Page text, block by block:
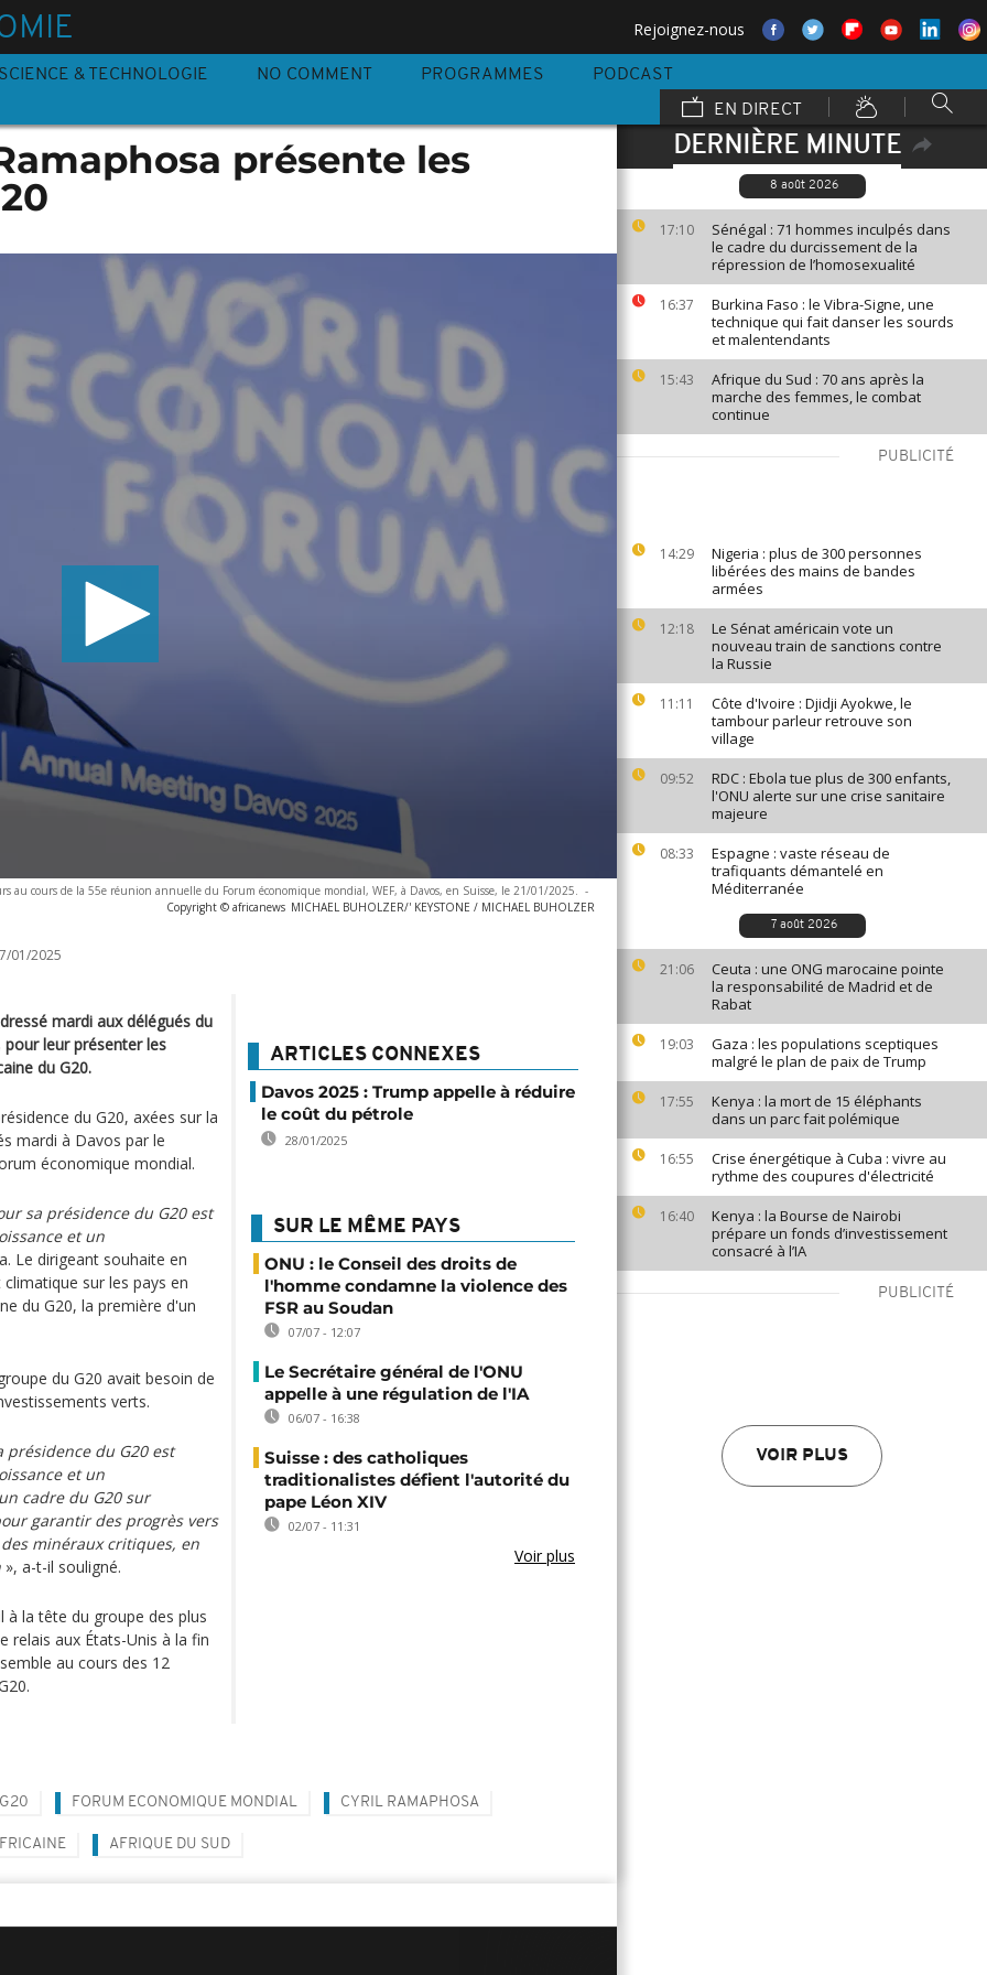
Rejoignez-nous
SCIENCE & TECHNOLOGIE NO COMMENT PROGRAMMES
PODCAST
EN DIRECT
DERNIÈRE MINUTE
8 août 2026
17:10
Sénégal : 71 hommes inculpés dans
le cadre du durcissement de la
répression de l’homosexualité
16:37
Burkina Faso : le Vibra-Signe, une
technique qui fait danser les sourds
et malentendants
15:43
Afrique du Sud : 70 ans après la
marche des femmes, le combat
continue
PUBLICITÉ
14:29
Nigeria : plus de 300 personnes
libérées des mains de bandes
armées
12:18
Le Sénat américain vote un
nouveau train de sanctions contre
la Russie
11:11
Côte d'Ivoire : Djidji Ayokwe, le
tambour parleur retrouve son
village
09:52
RDC : Ebola tue plus de 300 enfants,
l'ONU alerte sur une crise sanitaire
majeure
08:33
Espagne : vaste réseau de
trafiquants démantelé en
Méditerranée
7 août 2026
21:06
Ceuta : une ONG marocaine pointe
la responsabilité de Madrid et de
Rabat
19:03
Gaza : les populations sceptiques
malgré le plan de paix de Trump
17:55
Kenya : la mort de 15 éléphants
dans un parc fait polémique
16:55
Crise énergétique à Cuba : vivre au
rythme des coupures d'électricité
16:40
Kenya : la Bourse de Nairobi
prépare un fonds d’investissement
consacré à l’IA
PUBLICITÉ
VOIR PLUS
présente les
au cours de la 55e réunion annuelle du Forum économique mondial, WEF, à Davos, en Suisse, le 21/01/2025. -
Copyright © africanews MICHAEL BUHOLZER/' KEYSTONE / MICHAEL BUHOLZER
01/2025
mardi aux délégués du
leur présenter les
du G20.
du G20, axées sur la
mardi à Davos par le
économique mondial.
sa présidence du G20 est
et un
Le dirigeant souhaite en
sur les pays en
du G20, la première d'un
du G20 avait besoin de
verts.
du G20 est
et un
cadre du G20 sur
garantir des progrès vers
minéraux critiques, en
», a-t-il souligné.
à la tête du groupe des plus
relais aux États-Unis à la fin
au cours des 12
ARTICLES CONNEXES
Davos 2025 : Trump appelle à réduire
le coût du pétrole
28/01/2025
SUR LE MÊME PAYS
ONU : le Conseil des droits de
l'homme condamne la violence des
FSR au Soudan
07/07 - 12:07
Le Secrétaire général de l'ONU
appelle à une régulation de l'IA
06/07 - 16:38
Suisse : des catholiques
traditionalistes défient l'autorité du
pape Léon XIV
02/07 - 11:31
Voir plus
G20 FORUM ECONOMIQUE MONDIAL CYRIL RAMAPHOSA
AFRIQUE DU SUD